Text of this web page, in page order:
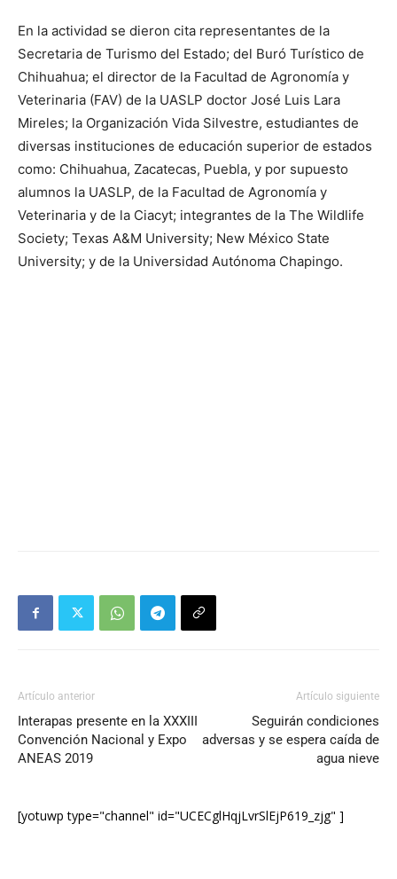
En la actividad se dieron cita representantes de la
Secretaria de Turismo del Estado; del Buró Turístico de
Chihuahua; el director de la Facultad de Agronomía y
Veterinaria (FAV) de la UASLP doctor José Luis Lara
Mireles; la Organización Vida Silvestre, estudiantes de
diversas instituciones de educación superior de estados
como: Chihuahua, Zacatecas, Puebla, y por supuesto
alumnos la UASLP, de la Facultad de Agronomía y
Veterinaria y de la Ciacyt; integrantes de la The Wildlife
Society; Texas A&M University; New México State
University; y de la Universidad Autónoma Chapingo.
Artículo anterior
Interapas presente en la XXXIII
Convención Nacional y Expo
ANEAS 2019
Artículo siguiente
Seguirán condiciones
adversas y se espera caída de
agua nieve
[yotuwp type="channel" id="UCECglHqjLvrSlEjP619_zjg" ]